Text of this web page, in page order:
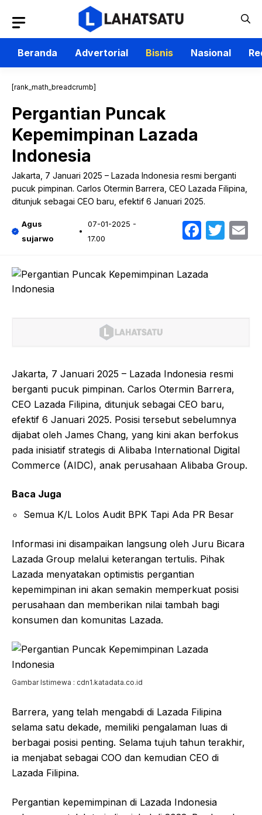
isi
Beranda
Advertorial Bisnis Nasional
[rank_math_breadcrumb]
Pergantian Puncak
Kepemimpinan Lazada
Indonesia
Jakarta, 7 Januari 2025 – Lazada Indonesia resmi berganti
pucuk pimpinan. Carlos Otermin Barrera, CEO Lazada Filipina,
ditunjuk sebagai CEO baru, efektif 6 Januari 2025.
Agus
sujarwo
07-01-2025 -
17.00
Jakarta, 7 Januari 2025 – Lazada Indonesia resmi
berganti pucuk pimpinan. Carlos Otermin Barrera,
CEO Lazada Filipina, ditunjuk sebagai CEO baru,
efektif 6 Januari 2025. Posisi tersebut sebelumnya
dijabat oleh James Chang, yang kini akan berfokus
pada inisiatif strategis di Alibaba International Digital
Commerce (AIDC), anak perusahaan Alibaba Group.
Baca Juga
Semua K/L Lolos Audit BPK Tapi Ada PR Besar
Informasi ini disampaikan langsung oleh Juru Bicara
Lazada Group melalui keterangan tertulis. Pihak
Lazada menyatakan optimistis pergantian
kepemimpinan ini akan semakin memperkuat posisi
perusahaan dan memberikan nilai tambah bagi
konsumen dan komunitas Lazada.
Gambar Istimewa : cdn1.katadata.co.id
Barrera, yang telah mengabdi di Lazada Filipina
selama satu dekade, memiliki pengalaman luas di
berbagai posisi penting. Selama tujuh tahun terakhir,
ia menjabat sebagai COO dan kemudian CEO di
Lazada Filipina.
Pergantian kepemimpinan di Lazada Indonesia